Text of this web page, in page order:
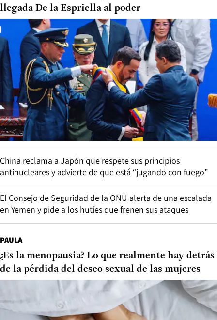
llegada De la Espriella al poder
China reclama a Japón que respete sus principios
antinucleares y advierte de que está “jugando con fuego”
El Consejo de Seguridad de la ONU alerta de una escalada
en Yemen y pide a los hutíes que frenen sus ataques
PAULA
¿Es la menopausia? Lo que realmente hay detrás
de la pérdida del deseo sexual de las mujeres